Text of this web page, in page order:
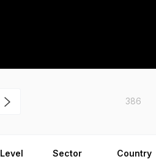
386
Level Sector Country